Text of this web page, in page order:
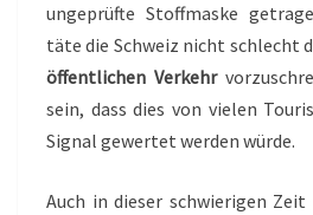
ungeprüfte Stoffmaske
täte die Schweiz nicht schlecht
öffentlichen Verkehr
sein, dass dies von vielen
Signal gewertet werden würde.
Auch in dieser schwierigen